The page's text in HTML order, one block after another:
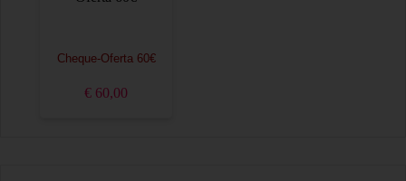
Cheque-Oferta 60€
€ 60,00